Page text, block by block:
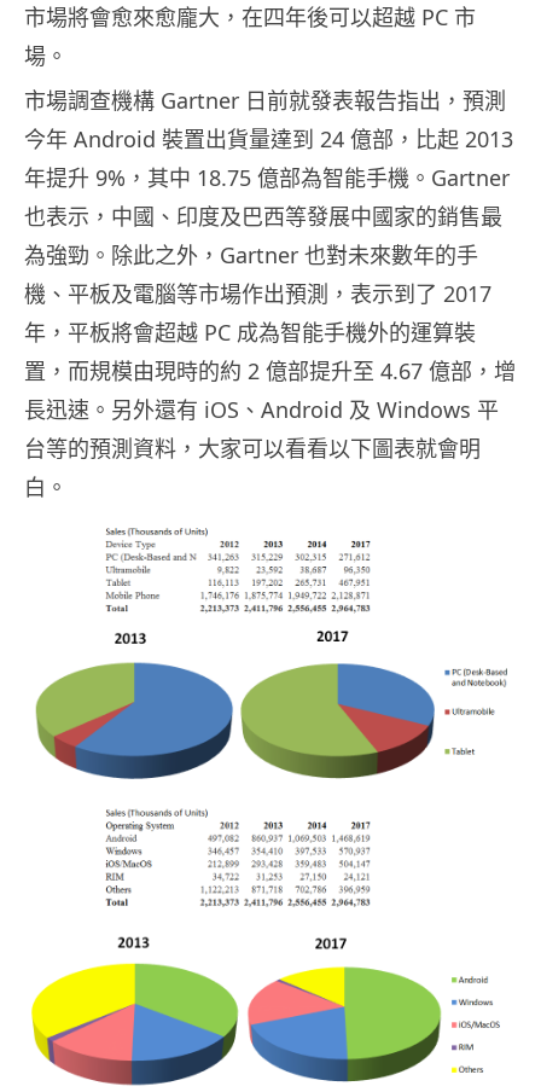
市場將會愈來愈龐大，在四年後可以超越 PC 市
場。
市場調查機構 Gartner 日前就發表報告指出，預測
今年 Android 裝置出貨量達到 24 億部，比起 2013
年提升 9%，其中 18.75 億部為智能手機。Gartner
也表示，中國、印度及巴西等發展中國家的銷售最
為強勁。除此之外，Gartner 也對未來數年的手
機、平板及電腦等市場作出預測，表示到了 2017
年，平板將會超越 PC 成為智能手機外的運算裝
置，而規模由現時的約 2 億部提升至 4.67 億部，增
長迅速。另外還有 iOS、Android 及 Windows 平
台等的預測資料，大家可以看看以下圖表就會明
白。